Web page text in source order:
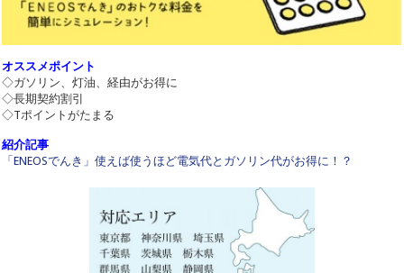
オススメポイント
◇ガソリン、灯油、経由がお得に
◇長期契約割引
◇Tポイントがたまる
紹介記事
「ENEOSでんき」使えば使うほど電気代とガソリン代がお得に！？